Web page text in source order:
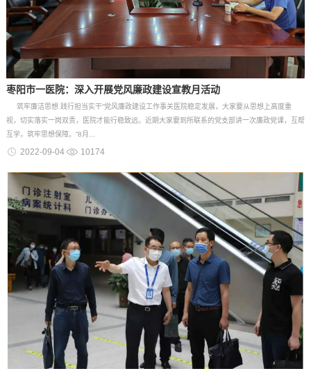
枣阳市一医院：深入开展党风廉政建设宣教月活动
筑牢廉洁思想 践行担当实干“党风廉政建设工作事关医院稳定发展，大家要从思想上高度重
视，切实落实一岗双责，医院才能行稳致远。近期大家要到所联系的党支部讲一次廉政党课，互帮
互学，筑牢思想保障。”8月...
2022-09-04 10174